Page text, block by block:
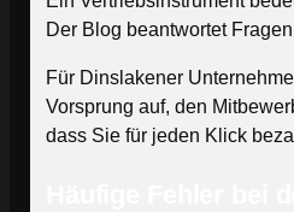
Der Blog beantwortet
Für Dinslakener
Vorsprung auf, den
dass Sie für jeden Klick